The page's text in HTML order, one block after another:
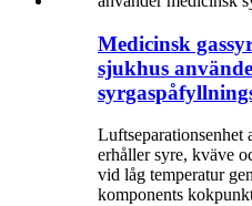
Medicinsk
sjukhus
Luftseparationsenhet
erhåller syre, kväve
vid låg temperatur
komponents